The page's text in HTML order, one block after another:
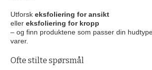
Utforsk eksfoliering for ansikt
eller eksfoliering for kropp
– og finn produktene som passer din
varer.
Ofte stilte spørsmål